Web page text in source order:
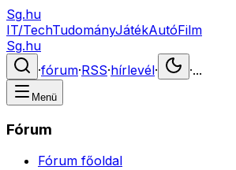
Sg.hu
IT/TechTudományJátékAutóFilm
Sg.hu
·fórum·RSS·hírlevél· ·...
Menü
Fórum
Fórum főoldal